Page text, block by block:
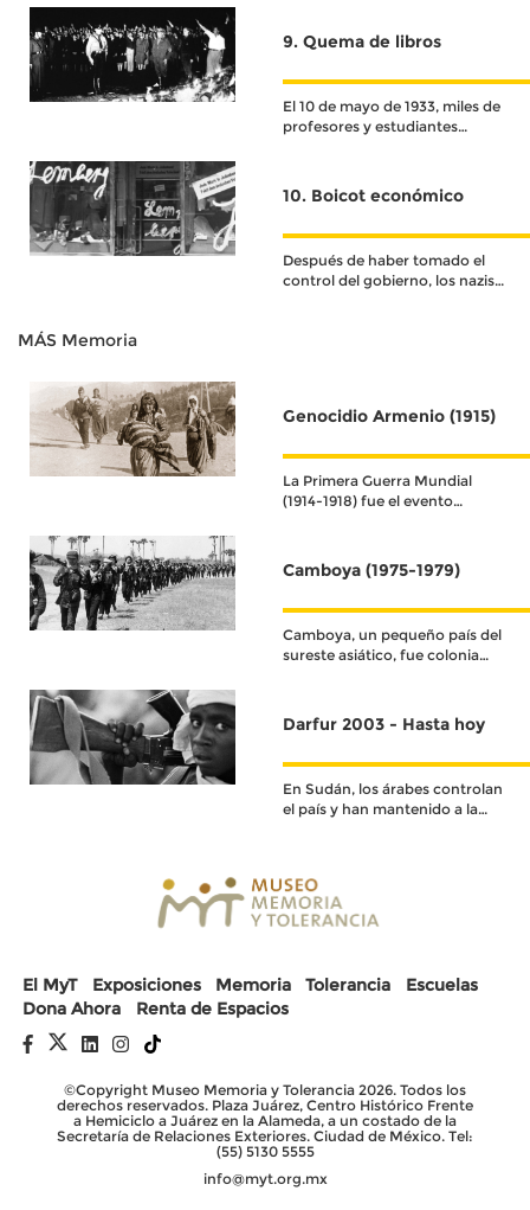
9. Quema de libros
El 10 de mayo de 1933, miles de
profesores y estudiantes
librerías para promover y
ejecutar una “purga” literaria
publicas
10. Boicot económico
Después de haber tomado el
control del gobierno, los nazis
MÁS Memoria
Genocidio Armenio (1915)
La Primera Guerra Mundial
(1914-1918) fue el evento
Camboya (1975-1979)
Camboya, un pequeño país del
sureste asiático, fue colonia
Darfur 2003 - Hasta hoy
En Sudán, los árabes controlan
el país y han mantenido a la
El MyT Exposiciones Memoria Tolerancia
Escuelas
Dona Ahora
Renta de Espacios
©Copyright Museo Memoria y Tolerancia 2026. Todos los
derechos reservados. Plaza Juárez, Centro Histórico Frente
a Hemiciclo a Juárez en la Alameda, a un costado de la
Secretaría de Relaciones Exteriores. Ciudad de México. Tel:
(55) 5130 5555
info@myt.org.mx